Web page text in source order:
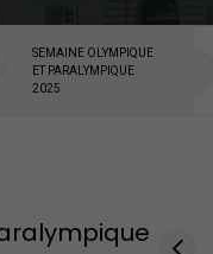
SEMAINE OLYMPIQUE
ET PARALYMPIQUE
2025